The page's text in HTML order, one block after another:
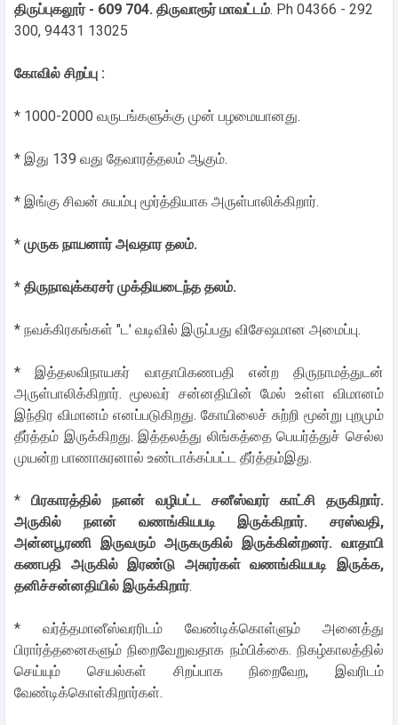
திருப்புகலூர் - 609 704. திருவாரூர் மாவட்டம். Ph 04366 - 292
300, 94431 13025
கோவில் சிறப்பு :
* 1000-2000 வருடங்களுக்கு முன் பழமையானது.
* இது 139 வது தேவாரத்தலம் ஆகும்.
* இங்கு சிவன் சுயம்பு மூர்த்தியாக அருள்பாலிக்கிறார்.
* முருக நாயனார் அவதார தலம்.
* திருநாவுக்கரசர் முக்தியடைந்த தலம்.
* நவக்கிரகங்கள் "ட' வடிவில் இருப்பது விசேஷமான அமைப்பு.
* இத்தலவிநாயகர் வாதாபிகணபதி என்ற திருநாமத்துடன்
அருள்பாலிக்கிறார். மூலவர் சன்னதியின் மேல் உள்ள விமானம்
இந்திர விமானம் எனப்படுகிறது. கோயிலைச் சுற்றி மூன்று புறமும்
தீர்த்தம் இருக்கிறது. இத்தலத்து லிங்கத்தை பெயர்த்துச் செல்ல
முயன்ற பாணாசுரனால் உண்டாக்கப்பட்ட தீர்த்தம்இது.
* பிரகாரத்தில் நளன் வழிபட்ட சனீஸ்வரர் காட்சி தருகிறார்.
அருகில் நளன் வணங்கியபடி இருக்கிறார். சரஸ்வதி,
அன்னபூரணி இருவரும் அருகருகில் இருக்கின்றனர். வாதாபி
கணபதி அருகில் இரண்டு அசுரர்கள் வணங்கியபடி இருக்க,
தனிச்சன்னதியில் இருக்கிறார்.
* வர்த்தமானீஸ்வரரிடம் வேண்டிக்கொள்ளும் அனைத்து
பிரார்த்தனைகளும் நிறைவேறுவதாக நம்பிக்கை. நிகழ்காலத்தில்
செய்யும் செயல்கள் சிறப்பாக நிறைவேற, இவரிடம்
வேண்டிக்கொள்கிறார்கள்.